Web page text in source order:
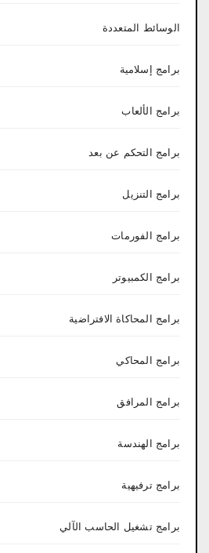
الوسائط المتعددة
برامج إسلامية
برامج الألعاب
برامج التحكم عن بعد
برامج التنزيل
برامج الفورمات
برامج الكمبيوتر
برامج المحاكاة الافتراضية
برامج المحاكي
برامج المرافق
برامج الهندسة
برامج ترفيهية
برامج تشغيل الحاسب الآلي